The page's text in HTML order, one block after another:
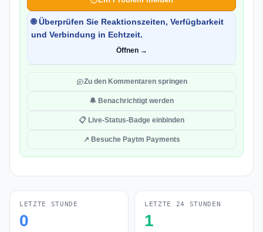
🌐 Überprüfen Sie Reaktionszeiten, Verfügbarkeit
und Verbindung in Echtzeit.
Öffnen →
Zu den Kommentaren springen
🔔 Benachrichtigt werden
📋 Live-Status-Badge einbinden
↗ Besuche Paytm Payments
LETZTE STUNDE
0
LETZTE 24 STUNDEN
1